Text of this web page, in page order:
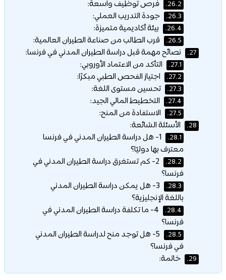
26.2. فرص توظيف واسعة:
26.3. جودة التدريب العملي:
26.4. بيئة أكاديمية متميزة:
26.5. قرب الطالب من صناعة الطيران العالمية:
27. نصائح مهمة قبل دراسة الطيران المدني في فرنسا:
27.1. التأكد من الاعتماد الأوروبي:
27.2. اجتياز الفحص الطبي مبكرًا:
27.3. تحسين مستوى اللغة:
27.4. التخطيط المالي الجيد:
27.5. الاستفادة من المنح:
28. الأسئلة الشائعة:
28.1.
1- هل دراسة الطيران المدني في فرنسا
معترف بها دوليًا؟
28.2.
2- كم تستغرق دراسة الطيران المدني في
فرنسا؟
28.3.
3- هل يمكن دراسة الطيران المدني
باللغة الإنجليزية؟
28.4.
4- ما تكلفة دراسة الطيران المدني في
فرنسا؟
28.5.
5- هل توجد منح لدراسة الطيران المدني
في فرنسا؟
29. خاتمة: